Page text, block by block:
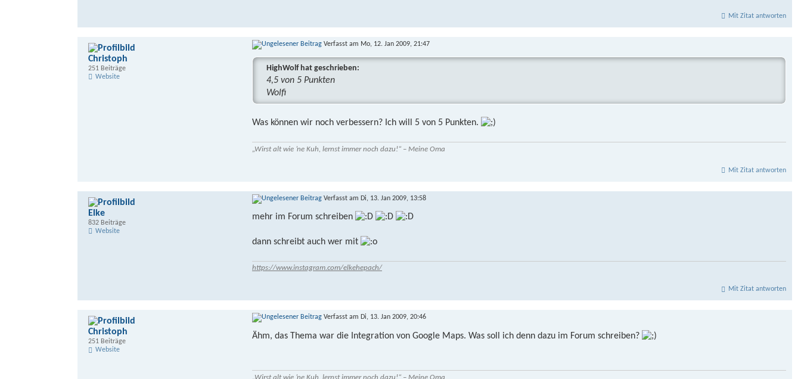
Mit Zitat antworten
Verfasst am Mo, 12. Jan 2009, 21:47
HighWolf hat geschrieben:
4,5 von 5 Punkten
Wolfi
Was können wir noch verbessern? Ich will 5 von 5 Punkten.
„Wirst alt wie ’ne Kuh, lernst immer noch dazu!“ – Meine Oma
Mit Zitat antworten
Christoph
251 Beiträge
Website
Verfasst am Di, 13. Jan 2009, 13:58
mehr im Forum schreiben
dann schreibt auch wer mit
https://www.instagram.com/elkehepach/
Mit Zitat antworten
Elke
832 Beiträge
Website
Verfasst am Di, 13. Jan 2009, 20:46
Ähm, das Thema war die Integration von Google Maps. Was soll ich denn dazu im Forum schreiben?
„Wirst alt wie ’ne Kuh, lernst immer noch dazu!“ – Meine Oma
Christoph
251 Beiträge
Website